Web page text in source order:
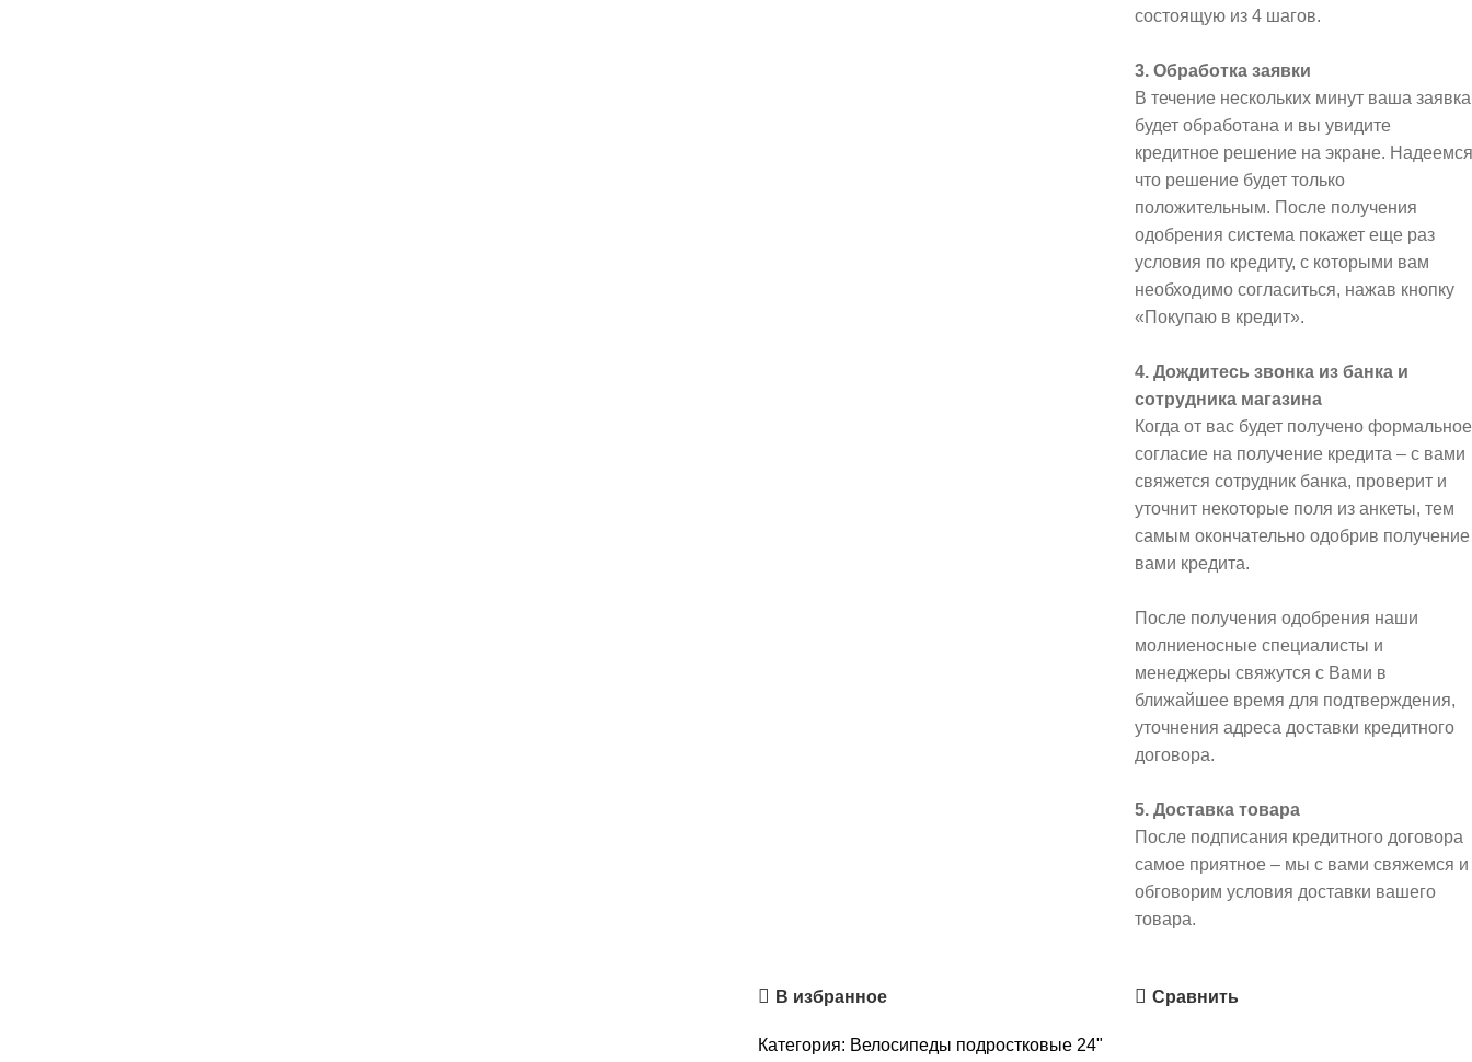
состоящую из 4 шагов.
3. Обработка заявки
В течение нескольких минут ваша заявка
будет обработана и вы увидите
кредитное решение на экране.
что решение будет только
положительным. После получения
одобрения система покажет еще раз
условия по кредиту, с которыми вам
необходимо согласиться, нажав кнопку
«Покупаю в кредит».
4. Дождитесь звонка из банка и
сотрудника магазина
Когда от вас будет получено формальное
согласие на получение кредита – с вами
свяжется сотрудник банка, проверит и
уточнит некоторые поля из анкеты, тем
самым окончательно одобрив получение
вами кредита.
После получения одобрения наши
молниеносные специалисты и
менеджеры свяжутся с Вами в
ближайшее время для подтверждения,
уточнения адреса доставки кредитного
договора.
5. Доставка товара
После подписания кредитного договора
самое приятное – мы с вами свяжемся и
обговорим условия доставки вашего
товара.
В избранное Сравнить
Категория: Велосипеды подростковые 24"